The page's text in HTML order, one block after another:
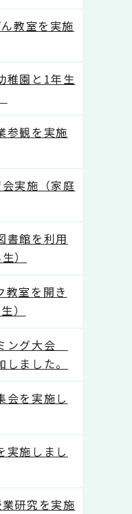
教室を実施
園と1年生
参観を実施
実施（家庭
書館を利用
）
教室を開き
）
ング大会
ました。
会を実施し
実施しまし
研究を実施